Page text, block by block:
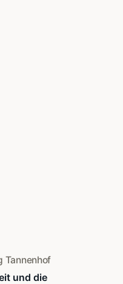
Tannenhof
und die